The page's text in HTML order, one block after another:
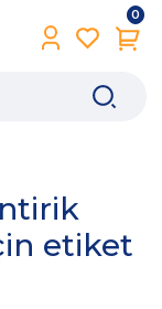
0
etiket